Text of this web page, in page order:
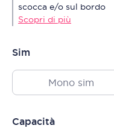
scocca e/o sul bordo
Scopri di più
Sim
Mono sim
Capacità